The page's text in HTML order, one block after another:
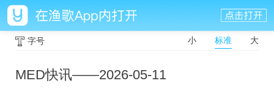
字号 小 标准 大
MED快讯——2026-05-11